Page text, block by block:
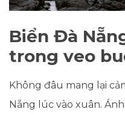
Biển Đà
trong veo
Không đâu mang lại
Nẵng lúc vào xuân. Ánh